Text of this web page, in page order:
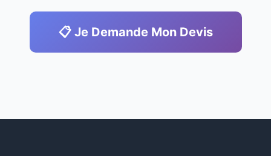
📋 Je Demande Mon Devis